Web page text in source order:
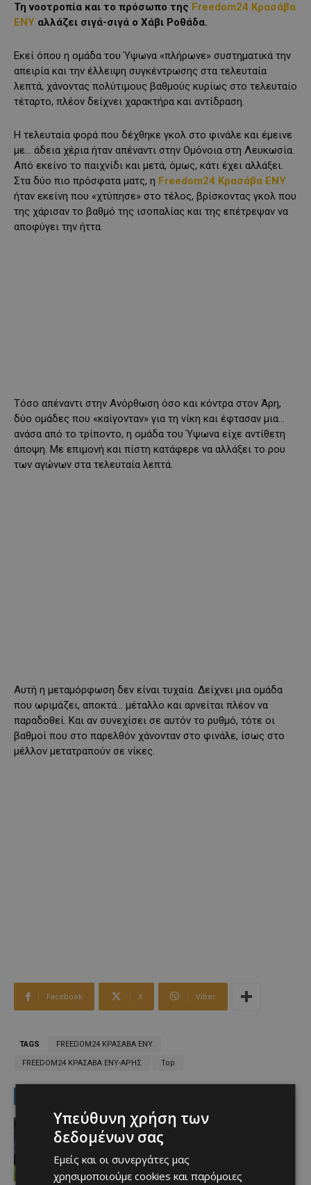
Τη νοοτροπία και το πρόσωπο της Freedom24 Κρασάβα
ΕΝΥ αλλάζει σιγά-σιγά ο Χάβι Ροθάδα.
Εκεί όπου η ομάδα του Ύψωνα «πλήρωνε» συστηματικά την
απειρία και την έλλειψη συγκέντρωσης στα τελευταία
λεπτά, χάνοντας πολύτιμους βαθμούς κυρίως στο τελευταίο
τέταρτο, πλέον δείχνει χαρακτήρα και αντίδραση.
Η τελευταία φορά που δέχθηκε γκολ στο φινάλε και έμεινε
με… άδεια χέρια ήταν απέναντι στην Ομόνοια στη Λευκωσία.
Από εκείνο το παιχνίδι και μετά, όμως, κάτι έχει αλλάξει.
Στα δύο πιο πρόσφατα ματς, η Freedom24 Κρασάβα ΕΝΥ
ήταν εκείνη που «χτύπησε» στο τέλος, βρίσκοντας γκολ που
της χάρισαν το βαθμό της ισοπαλίας και της επέτρεψαν να
αποφύγει την ήττα.
Τόσο απέναντι στην Ανόρθωση όσο και κόντρα στον Άρη,
δύο ομάδες που «καίγονταν» για τη νίκη και έφτασαν μια…
ανάσα από το τρίποντο, η ομάδα του Ύψωνα είχε αντίθετη
άποψη. Με επιμονή και πίστη κατάφερε να αλλάξει το ρου
των αγώνων στα τελευταία λεπτά.
Αυτή η μεταμόρφωση δεν είναι τυχαία. Δείχνει μια ομάδα
που ωριμάζει, αποκτά… μέταλλο και αρνείται πλέον να
παραδοθεί. Και αν συνεχίσει σε αυτόν το ρυθμό, τότε οι
βαθμοί που στο παρελθόν χάνονταν στο φινάλε, ίσως στο
μέλλον μετατραπούν σε νίκες.
Facebook X Viber
TAGS FREEDOM24 ΚΡΑΣΑΒΑ ΕΝΥ
FREEDOM24 ΚΡΑΣΑΒΑ ΕΝΥ-ΑΡΗΣ Top
Αθλητικά
Aνακοινώθηκε το deal που
προανήγγειλαν οι Ρουμάνοι
Afentiko - 08/08/2026
Υπεύθυνη χρήση των
δεδομένων σας
Εμείς και οι συνεργάτες μας
χρησιμοποιούμε cookies και παρόμοιες